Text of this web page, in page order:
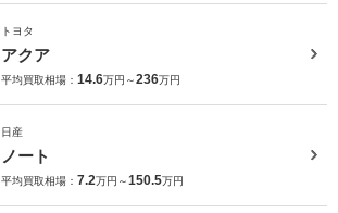
トヨタ
アクア
平均買取相場： 14.6万円～236万円
日産
ノート
平均買取相場： 7.2万円～150.5万円